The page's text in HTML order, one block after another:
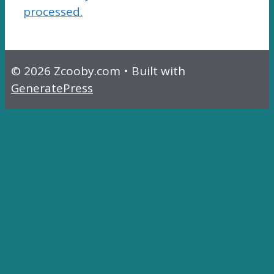
processed.
© 2026 Zcooby.com • Built with
GeneratePress